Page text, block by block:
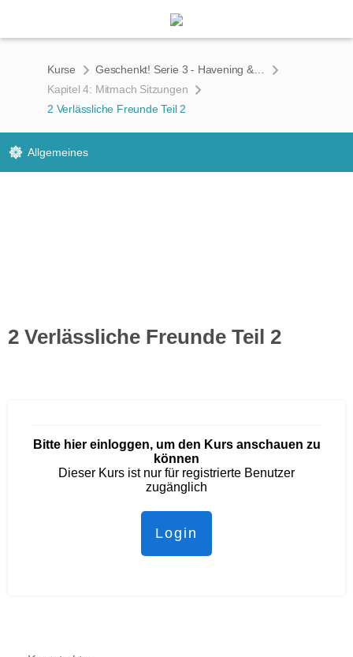
Kurse
Geschenkt! Serie 3 - Havening & AHA Technik zum Zurücklehnen
Kapitel 4: Mitmach Sitzungen
2 Verlässliche Freunde Teil 2
Allgemeines
2 Verlässliche Freunde Teil 2
Bitte hier einloggen, um den Kurs anschauen zu
können
Dieser Kurs ist nur für registrierte Benutzer
zugänglich
Login